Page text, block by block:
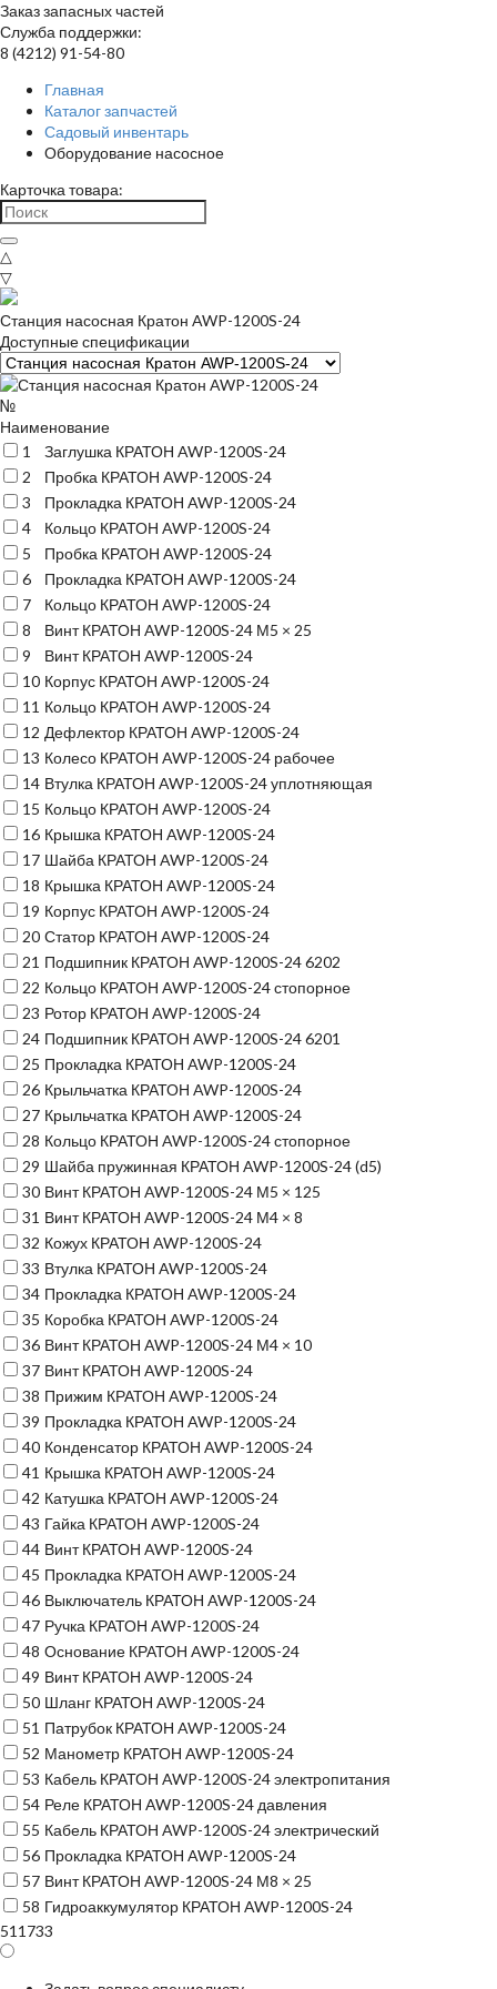
Заказ запасных частей
Служба поддержки:
8 (4212) 91-54-80
Главная
Каталог запчастей
Садовый инвентарь
Оборудование насосное
Карточка товара:
△
▽
Станция насосная Кратон AWP-1200S-24
Доступные спецификации
№
Наименование
1
Заглушка КРАТОН AWP-1200S-24
2
Пробка КРАТОН AWP-1200S-24
3
Прокладка КРАТОН AWP-1200S-24
4
Кольцо КРАТОН AWP-1200S-24
5
Пробка КРАТОН AWP-1200S-24
6
Прокладка КРАТОН AWP-1200S-24
7
Кольцо КРАТОН AWP-1200S-24
8
Винт КРАТОН AWP-1200S-24 М5 × 25
9
Винт КРАТОН AWP-1200S-24
10 Корпус КРАТОН AWP-1200S-24
11 Кольцо КРАТОН AWP-1200S-24
12 Дефлектор КРАТОН AWP-1200S-24
13 Колесо КРАТОН AWP-1200S-24 рабочее
14 Втулка КРАТОН AWP-1200S-24 уплотняющая
15 Кольцо КРАТОН AWP-1200S-24
16 Крышка КРАТОН AWP-1200S-24
17 Шайба КРАТОН AWP-1200S-24
18 Крышка КРАТОН AWP-1200S-24
19 Корпус КРАТОН AWP-1200S-24
20 Статор КРАТОН AWP-1200S-24
21 Подшипник КРАТОН AWP-1200S-24 6202
22 Кольцо КРАТОН AWP-1200S-24 стопорное
23 Ротор КРАТОН AWP-1200S-24
24 Подшипник КРАТОН AWP-1200S-24 6201
25 Прокладка КРАТОН AWP-1200S-24
26 Крыльчатка КРАТОН AWP-1200S-24
27 Крыльчатка КРАТОН AWP-1200S-24
28 Кольцо КРАТОН AWP-1200S-24 стопорное
29 Шайба пружинная КРАТОН AWP-1200S-24 (d5)
30 Винт КРАТОН AWP-1200S-24 М5 × 125
31 Винт КРАТОН AWP-1200S-24 М4 × 8
32 Кожух КРАТОН AWP-1200S-24
33 Втулка КРАТОН AWP-1200S-24
34 Прокладка КРАТОН AWP-1200S-24
35 Коробка КРАТОН AWP-1200S-24
36 Винт КРАТОН AWP-1200S-24 М4 × 10
37 Винт КРАТОН AWP-1200S-24
38 Прижим КРАТОН AWP-1200S-24
39 Прокладка КРАТОН AWP-1200S-24
40 Конденсатор КРАТОН AWP-1200S-24
41 Крышка КРАТОН AWP-1200S-24
42 Катушка КРАТОН AWP-1200S-24
43 Гайка КРАТОН AWP-1200S-24
44 Винт КРАТОН AWP-1200S-24
45 Прокладка КРАТОН AWP-1200S-24
46 Выключатель КРАТОН AWP-1200S-24
47 Ручка КРАТОН AWP-1200S-24
48 Основание КРАТОН AWP-1200S-24
49 Винт КРАТОН AWP-1200S-24
50 Шланг КРАТОН AWP-1200S-24
51 Патрубок КРАТОН AWP-1200S-24
52 Манометр КРАТОН AWP-1200S-24
53 Кабель КРАТОН AWP-1200S-24 электропитания
54 Реле КРАТОН AWP-1200S-24 давления
55 Кабель КРАТОН AWP-1200S-24 электрический
56 Прокладка КРАТОН AWP-1200S-24
57 Винт КРАТОН AWP-1200S-24 М8 × 25
58 Гидроаккумулятор КРАТОН AWP-1200S-24
511733